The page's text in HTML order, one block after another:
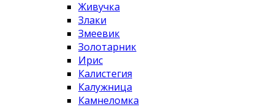
Живучка
Злаки
Змеевик
Золотарник
Ирис
Калистегия
Калужница
Камнеломка